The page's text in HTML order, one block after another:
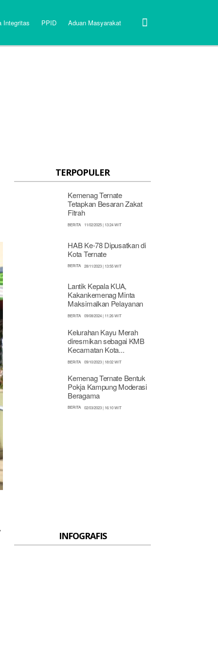
Integritas PPID Aduan Masyarakat
TERPOPULER
Kemenag Ternate
Tetapkan Besaran Zakat
Fitrah
BERITA 11/02/2025 | 13:24 WIT
HAB Ke-78 Dipusatkan di
Kota Ternate
BERITA 28/11/2023 | 13:55 WIT
Lantik Kepala KUA,
Kakankemenag Minta
Maksimalkan Pelayanan
BERITA 09/08/2024 | 11:26 WIT
Kelurahan Kayu Merah
diresmikan sebagai KMB
Kecamatan Kota...
BERITA 09/10/2023 | 18:02 WIT
Kemenag Ternate Bentuk
Pokja Kampung Moderasi
Beragama
BERITA 02/03/2023 | 16:10 WIT
INFOGRAFIS